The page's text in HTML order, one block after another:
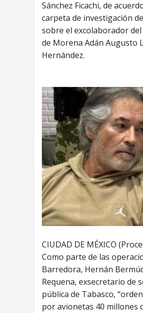
Sánchez Ficachi, de
carpeta de investigación de
sobre el excolaborador
de Morena Adán Augusto
Hernández.
CIUDAD DE MÉXICO
Como parte de las
Barredora, Hernán
Requena, exsecretario de
pública de Tabasco,
por avionetas 40 millones